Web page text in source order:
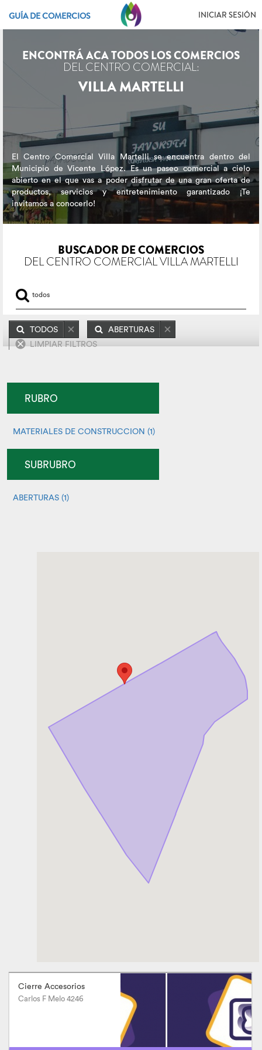
GUÍA DE COMERCIOS INICIAR SESIÓN
ENCONTRÁ ACA TODOS LOS COMERCIOS
DEL CENTRO COMERCIAL:
VILLA MARTELLI
El Centro Comercial Villa Martelli se encuentra dentro del
Municipio de Vicente López. Es un paseo comercial a cielo
abierto en el que vas a poder disfrutar de una gran oferta de
productos, servicios y entretenimiento garantizado ¡Te
invitamos a conocerlo!
BUSCADOR DE COMERCIOS
DEL CENTRO COMERCIAL VILLA MARTELLI
TODOS
ABERTURAS
LIMPIAR FILTROS
RUBRO
MATERIALES DE CONSTRUCCION (1)
SUBRUBRO
ABERTURAS (1)
Cierre Accesorios
Carlos F Melo 4246